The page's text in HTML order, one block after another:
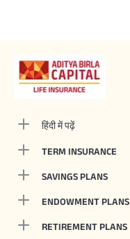
हिंदी में पढ़ें
TERM INSURANCE
SAVINGS PLANS
ENDOWMENT PLANS
RETIREMENT PLANS